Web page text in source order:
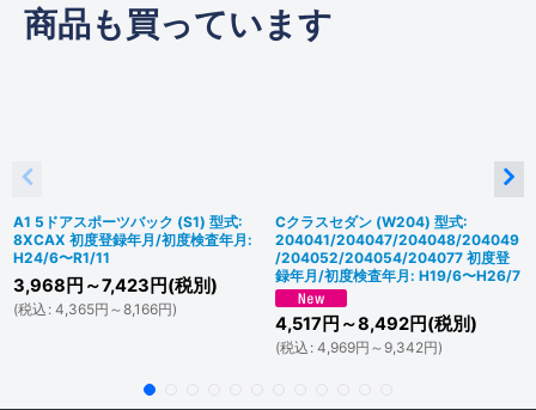
商品も買っています
A1 5ドアスポーツバック (S1) 型式:
8XCAX 初度登録年月/初度検査年月:
H24/6〜R1/11
3,968 円 ～7,423 円(税別)
(税込 : 4,365円 ～8,166円)
Cクラスセダン (W204) 型式:
204041/204047/204048/204049
/204052/204054/204077 初度登
録年月/初度検査年月: H19/6〜H26/7
4,517 円 ～8,492円(税別)
(税込 : 4,969円 ～9,342円)